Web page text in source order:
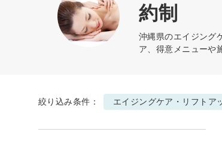
約制
沖縄県のエイジング
ア、得意メニューや
絞り込み条件： エイジングケア・リフトア